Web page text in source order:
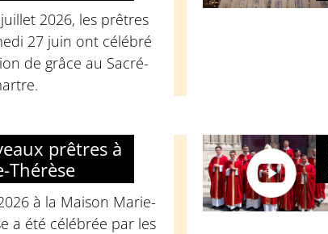
2026, les prêtres
27 juin ont célébré
de grâce au Sacré-
prêtres à
Thérèse
à la Maison Marie-
a été célébrée par les